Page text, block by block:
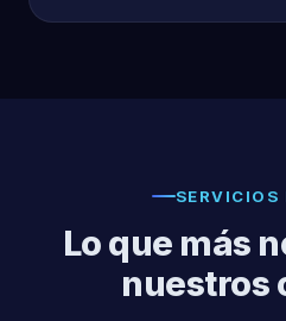
SERVICIOS
Lo que más
nuestros